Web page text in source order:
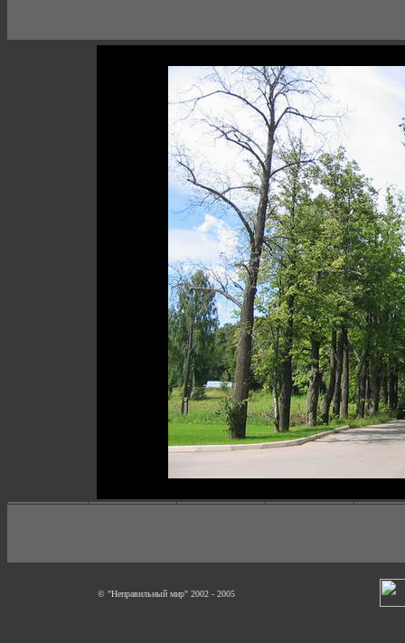
© "Неправильный мир" 2002 - 2005